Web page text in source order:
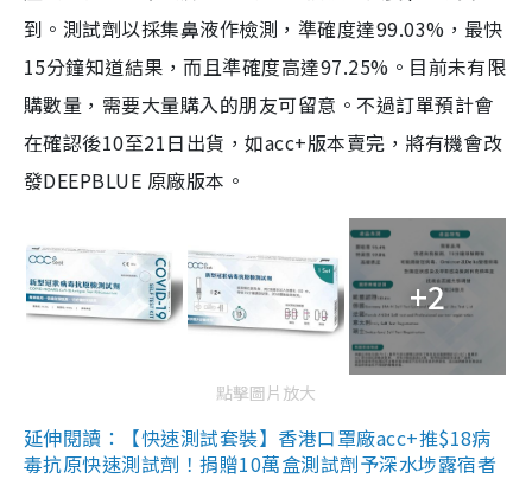
到。測試劑以採集鼻液作檢測，準確度達99.03%，最快
15分鐘知道結果，而且準確度高達97.25%。目前未有限
購數量，需要大量購入的朋友可留意。不過訂單預計會
在確認後10至21日出貨，如acc+版本賣完，將有機會改
發DEEPBLUE 原廠版本。
+2
點擊圖片放大
延伸閱讀：【快速測試套裝】香港口罩廠acc+推$18病
毒抗原快速測試劑！捐贈10萬盒測試劑予深水埗露宿者